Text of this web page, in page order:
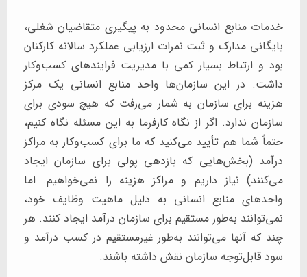
خدمات منابع انسانی محدود به پیگیری متقاضیان شغلی،
بایگانی مدارک و ثبت نمرات ارزیابی عملکرد سالانه کارکنان
بود و ارتباط بسیار کمی با مدیریت فرایندهای کسب‌وکار
داشت. در این سازمان‌ها واحد منابع انسانی یک مرکز
هزینه برای سازمان به شمار می‌رفت که هیچ سودی برای
سازمان ندارد. اگر از نگاه کارفرما به این مسئله نگاه کنیم،
حتماً شما هم تأیید می‌کنید که ما برای کسب‌وکار به مراکز
درآمد (بخش‌هایی که بازدهی پولی برای سازمان ایجاد
می‌کنند) نیاز داریم و مراکز هزینه را نمی‌خواهیم. اما
واحدهای منابع انسانی به دلیل ماهیت وظایف خود،
نمی‌توانند به‌طور مستقیم برای سازمان درآمد ایجاد کنند. هر
چند که آنها می‌توانند به‌طور غیرمستقیم در کسب درآمد و
سود قابل‌توجه سازمان نقش داشته باشند.